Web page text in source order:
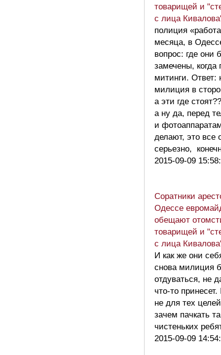
товарищей и
с лица
полиция
месяца, в
вопрос: где они
замечены, когда
митинги. Ответ:
милиция в
а эти где
а ну да, перед
и
делают, это все
серьезно,
2015-09-09
Соратники
Одессе
обещают
товарищей и
с лица
И как же они
снова милиция
отдуваться, не
что-то
не для тех
зачем пачкать
чистеньких
2015-09-09